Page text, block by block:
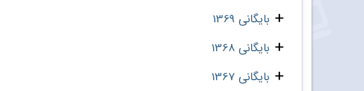
بایگانی 1369
بایگانی 1368
بایگانی 1367